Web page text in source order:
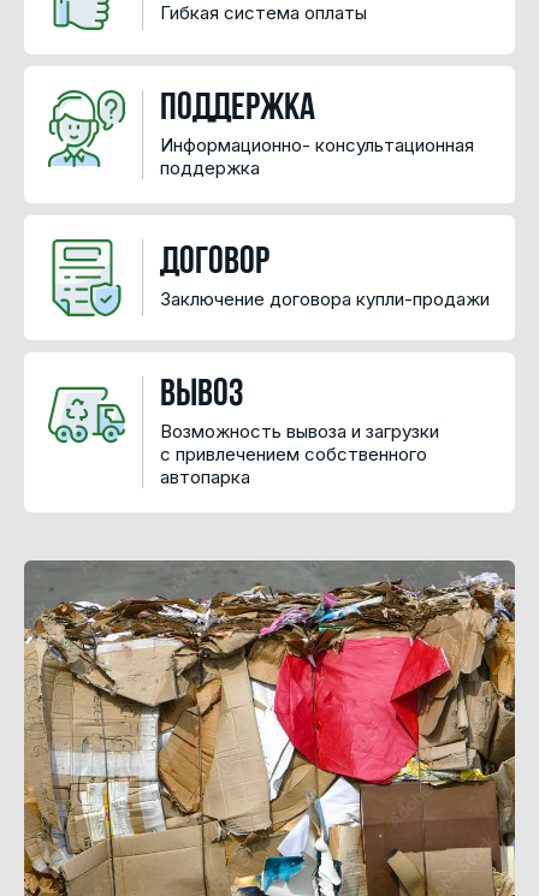
Гибкая система оплаты
Поддержка
Информационно- консультационная
поддержка
Договор
Заключение договора купли-продажи
Вывоз
Возможность вывоза и загрузки
с привлечением собственного
автопарка